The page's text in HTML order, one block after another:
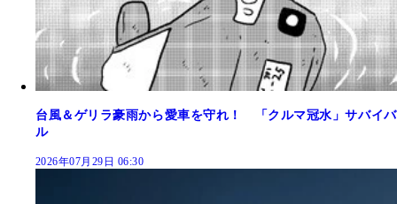
台風＆ゲリラ豪雨から愛車を守れ！ 「クルマ冠水」サバイバ
ル
2026年07月29日 06:30